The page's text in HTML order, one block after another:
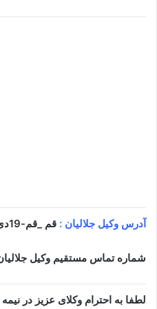
آدرس وکیل جلالیان : قم _قم-19دی-فرهنگیان فاز2-مهران4-پ4
شماره تماس مستقیم وکیل
لطفا به احترام وکلای عزیز در